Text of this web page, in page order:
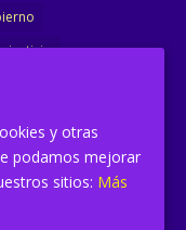
justicia
Urbano
reforma
reunión
y otras
podamos mejorar
sitios: Más